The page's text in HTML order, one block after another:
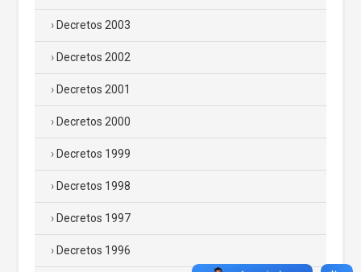
Decretos 2003
Decretos 2002
Decretos 2001
Decretos 2000
Decretos 1999
Decretos 1998
Decretos 1997
Decretos 1996